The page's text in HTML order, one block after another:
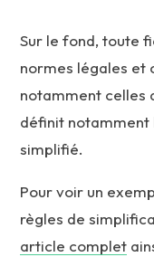
Sur le fond, toute
normes légales et
notamment celles
définit notamment
simplifié.
Pour voir un
règles de
article complet